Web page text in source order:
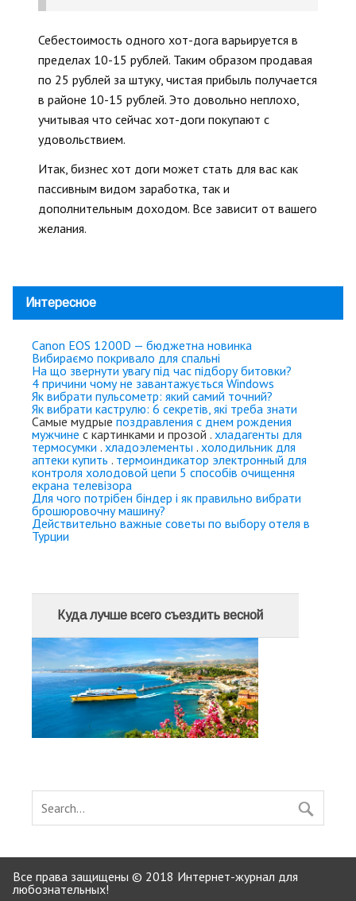
Себестоимость одного хот-дога варьируется в
пределах 10-15 рублей. Таким образом продавая
по 25 рублей за штуку, чистая прибыль получается
в районе 10-15 рублей. Это довольно неплохо,
учитывая что сейчас хот-доги покупают с
удовольствием.
Итак, бизнес хот доги может стать для вас как
пассивным видом заработка, так и
дополнительным доходом. Все зависит от вашего
желания.
Интересное
Canon EOS 1200D — бюджетна новинка
Вибираємо покривало для спальні
На що звернути увагу під час підбору битовки?
4 причини чому не завантажується Windows
Як вибрати пульсометр: який самий точний?
Як вибрати каструлю: 6 секретів, які треба знати
Самые мудрые поздравления с днем рождения
мужчине с картинками и прозой . хладагенты для
термосумки . хладоэлементы . холодильник для
аптеки купить . термоиндикатор электронный для
контроля холодовой цепи 5 способів очищення
екрана телевізора
Для чого потрібен біндер і як правильно вибрати
брошюровочну машину?
Действительно важные советы по выбору отеля в
Турции
Куда лучше всего съездить весной
Все права защищены © 2018 Интернет-журнал для
любознательных!